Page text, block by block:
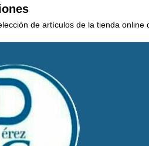
de artículos de la tienda